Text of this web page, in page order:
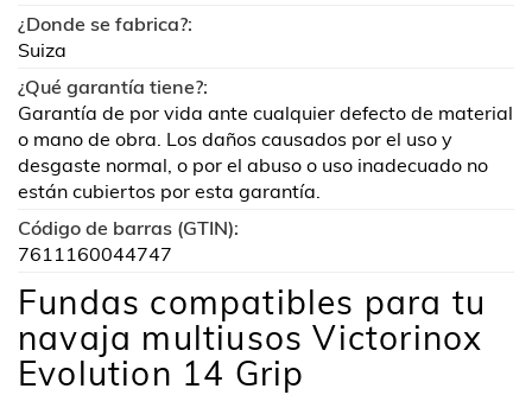
¿Donde se fabrica?:
Suiza
¿Qué garantía tiene?:
Garantía de por vida ante cualquier defecto de material
o mano de obra. Los daños causados por el uso y
desgaste normal, o por el abuso o uso inadecuado no
están cubiertos por esta garantía.
Código de barras (GTIN):
7611160044747
Fundas compatibles para tu
navaja multiusos Victorinox
Evolution 14 Grip